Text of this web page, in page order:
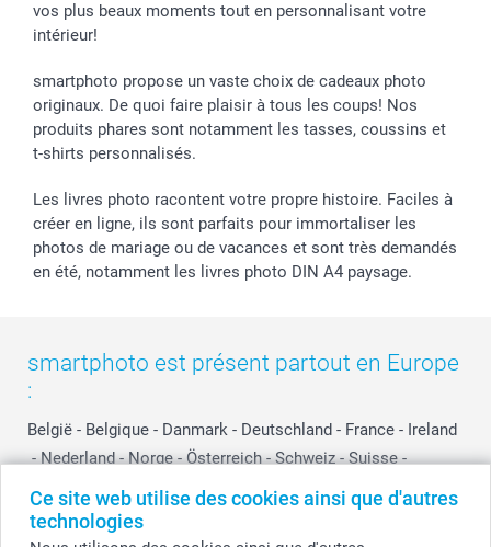
Ce site web utilise des cookies ainsi que d'autres
technologies
vos plus beaux moments tout en personnalisant votre
intérieur!
smartphoto propose un vaste choix de cadeaux photo
originaux. De quoi faire plaisir à tous les coups! Nos
produits phares sont notamment les tasses, coussins et
t-shirts personnalisés.
Les livres photo racontent votre propre histoire. Faciles à
créer en ligne, ils sont parfaits pour immortaliser les
photos de mariage ou de vacances et sont très demandés
en été, notamment les livres photo DIN A4 paysage.
smartphoto est présent partout en Europe
:
België - Belgique - Danmark - Deutschland - France - Ireland
- Nederland - Norge - Österreich - Schweiz - Suisse -
Switzerland
Suomi Sverige United Kingdom
Other Countries